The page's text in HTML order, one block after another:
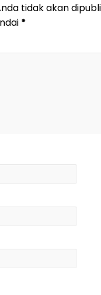
tidak akan
*